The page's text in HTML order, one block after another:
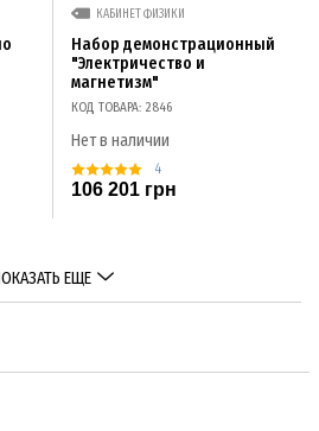
КАБИНЕТ ФИЗИКИ
Набор демонстрационный
"Электричество и
магнетизм"
КОД ТОВАРА: 2846
Нет в наличии
4
106 201 грн
ЕЩЕ